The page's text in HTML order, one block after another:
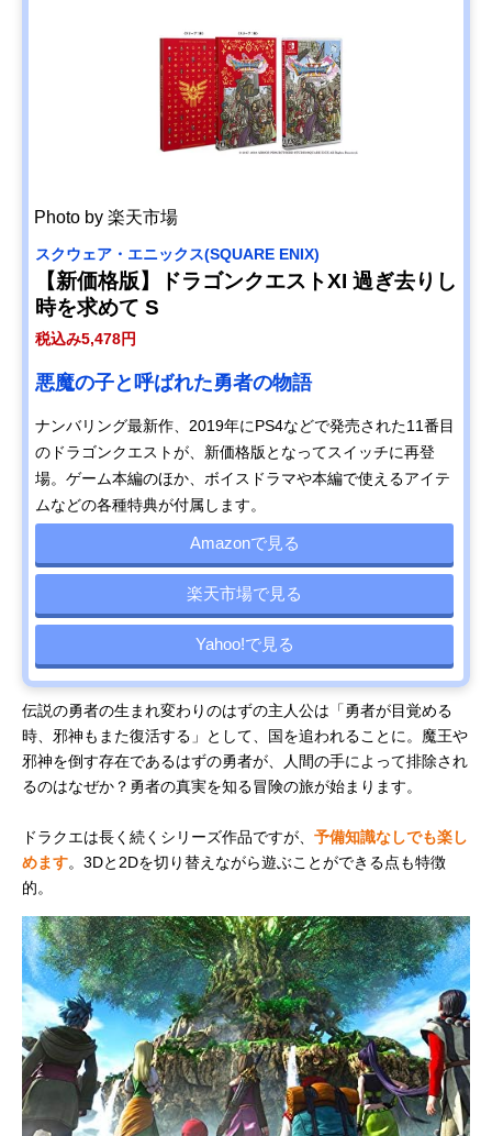
Photo by 楽天市場
スクウェア・エニックス(SQUARE ENIX)
【新価格版】ドラゴンクエストXI 過ぎ去りし
時を求めて S
税込み5,478円
悪魔の子と呼ばれた勇者の物語
ナンバリング最新作、2019年にPS4などで発売された11番目
のドラゴンクエストが、新価格版となってスイッチに再登
場。ゲーム本編のほか、ボイスドラマや本編で使えるアイテ
ムなどの各種特典が付属します。
Amazonで見る
楽天市場で見る
Yahoo!で見る
伝説の勇者の生まれ変わりのはずの主人公は「勇者が目覚める
時、邪神もまた復活する」として、国を追われることに。魔王や
邪神を倒す存在であるはずの勇者が、人間の手によって排除され
るのはなぜか？勇者の真実を知る冒険の旅が始まります。
ドラクエは長く続くシリーズ作品ですが、 予備知識なしでも楽し
めます。3Dと2Dを切り替えながら遊ぶことができる点も特徴
的。